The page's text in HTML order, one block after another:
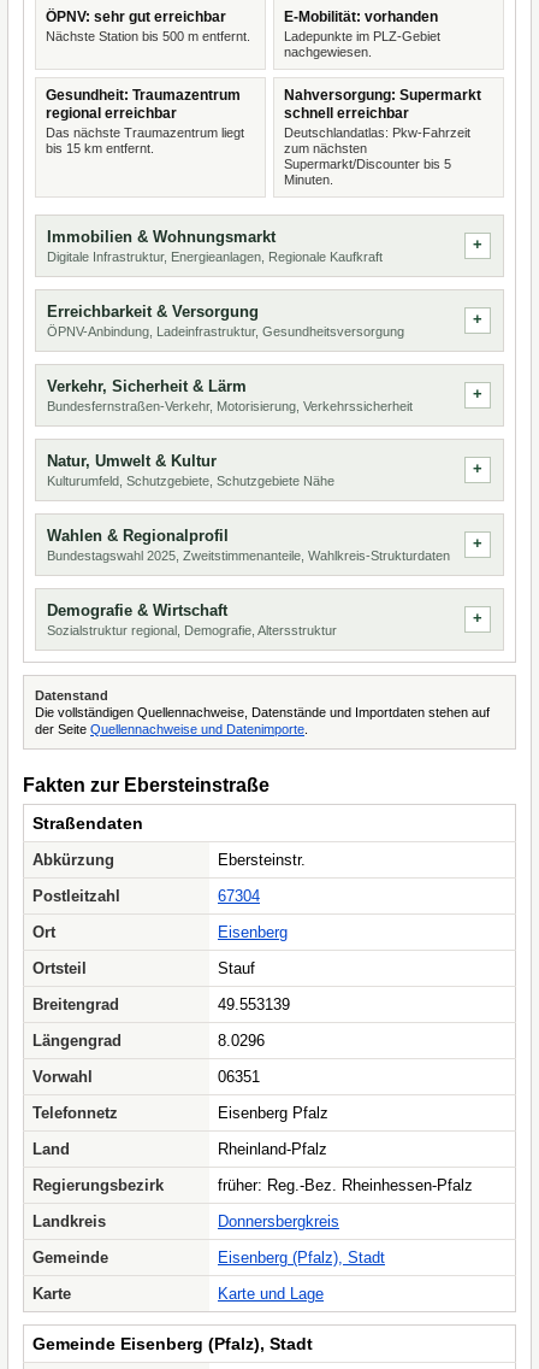
ÖPNV: sehr gut erreichbar
Nächste Station bis 500 m entfernt.
E-Mobilität: vorhanden
Ladepunkte im PLZ-Gebiet
nachgewiesen.
Gesundheit: Traumazentrum
regional erreichbar
Das nächste Traumazentrum liegt
bis 15 km entfernt.
Nahversorgung: Supermarkt
schnell erreichbar
Deutschlandatlas: Pkw-Fahrzeit
zum nächsten
Supermarkt/Discounter bis 5
Minuten.
Immobilien & Wohnungsmarkt
Digitale Infrastruktur, Energieanlagen, Regionale Kaufkraft
Erreichbarkeit & Versorgung
ÖPNV-Anbindung, Ladeinfrastruktur, Gesundheitsversorgung
Verkehr, Sicherheit & Lärm
Bundesfernstraßen-Verkehr, Motorisierung, Verkehrssicherheit
Natur, Umwelt & Kultur
Kulturumfeld, Schutzgebiete, Schutzgebiete Nähe
Wahlen & Regionalprofil
Bundestagswahl 2025, Zweitstimmenanteile, Wahlkreis-Strukturdaten
Demografie & Wirtschaft
Sozialstruktur regional, Demografie, Altersstruktur
Datenstand
Die vollständigen Quellennachweise, Datenstände und Importdaten stehen auf
der Seite Quellennachweise und Datenimporte
Fakten zur Ebersteinstraße
Straßendaten
Abkürzung
Ebersteinstr.
Postleitzahl
67304
Ort
Eisenberg
Ortsteil
Stauf
Breitengrad
49.553139
Längengrad
8.0296
Vorwahl
06351
Telefonnetz
Eisenberg Pfalz
Land
Rheinland-Pfalz
Regierungsbezirk
früher: Reg.-Bez. Rheinhessen-Pfalz
Landkreis
Donnersbergkreis
Gemeinde
Eisenberg (Pfalz), Stadt
Karte
Karte und Lage
Gemeinde Eisenberg (Pfalz), Stadt